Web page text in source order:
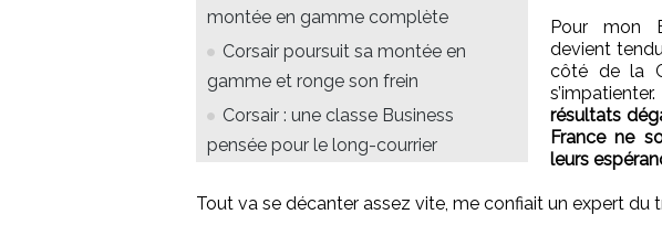
montée en gamme complète
Corsair poursuit sa montée en
gamme et ronge son frein
Corsair : une classe Business
pensée pour le long-courrier
Pour mon
devient
côté de la
résultats
France ne
leurs
Tout va se décanter assez vite, me confiait un expert du